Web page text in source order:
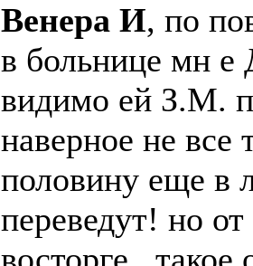
Венера И, по
в больнице мн е
видимо ей З.М.
наверное не все
половину еще в
переведут! но